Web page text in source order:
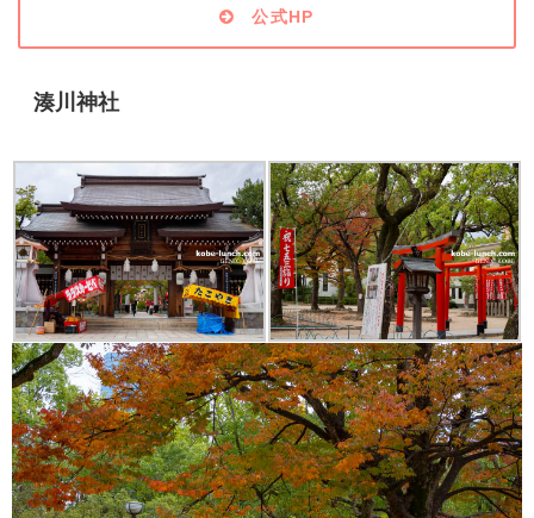
公式HP
湊川神社